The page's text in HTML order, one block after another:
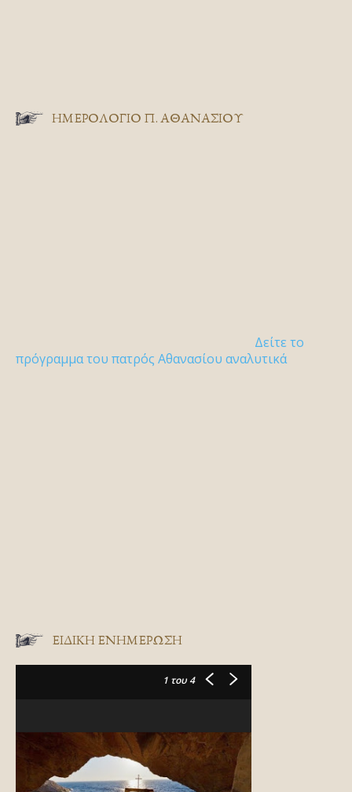
ΗΜΕΡΟΛΟΓΙΟ Π. ΑΘΑΝΑΣΙΟΥ
Δείτε το
πρόγραμμα του πατρός Αθανασίου αναλυτικά
ΕΙΔΙΚΉ ΕΝΗΜΈΡΩΣΗ
1 του 4